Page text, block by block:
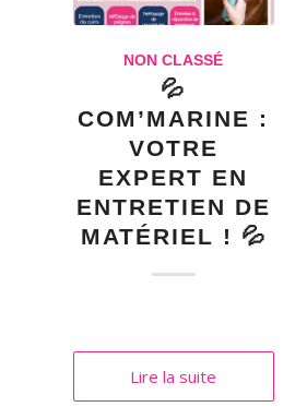
NON CLASSÉ
💦
COM’MARINE :
VOTRE
EXPERT EN
ENTRETIEN DE
MATÉRIEL ! 💦